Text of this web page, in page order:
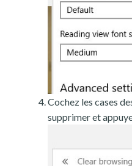
Cochez les cases
supprimer et